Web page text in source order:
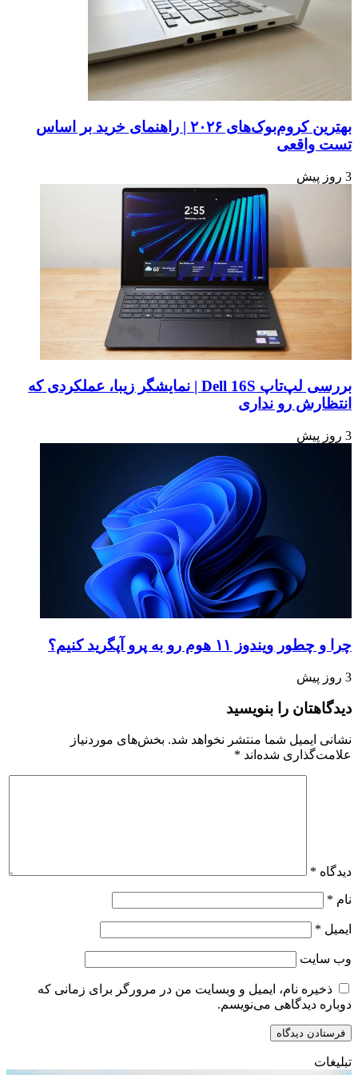
بهترین کروم‌بوک‌های ۲۰۲۶ | راهنمای خرید بر اساس
تست واقعی
3 روز پیش
بررسی لپ‌تاپ Dell 16S | نمایشگر زیبا، عملکردی که
انتظارش رو نداری
3 روز پیش
چرا و چطور ویندوز ۱۱ هوم رو به پرو آپگرید کنیم؟
3 روز پیش
دیدگاهتان را بنویسید
نشانی ایمیل شما منتشر نخواهد شد. بخش‌های موردنیاز
علامت‌گذاری شده‌اند *
دیدگاه *
نام *
ایمیل *
وب‌ سایت
ذخیره نام، ایمیل و وبسایت من در مرورگر برای زمانی که
دوباره دیدگاهی می‌نویسم.
تبلیغات